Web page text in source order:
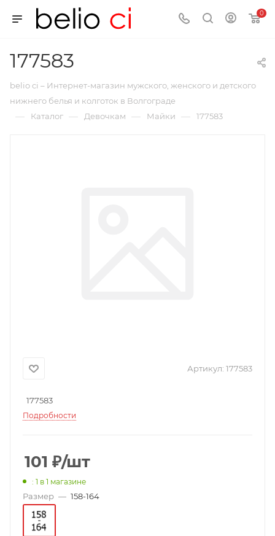
0
177583
belio ci – Интернет-магазин мужского, женского и детского
нижнего белья и колготок в Волгограде
— Каталог — Девочкам — Майки — 177583
Артикул: 177583
177583
Подробности
101 ₽/шт
: 1 в 1 магазине
Размер — 158-164